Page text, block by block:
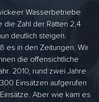
Wasserbetriebe
die Zahl der Ratten 2,4
deutlich steigen.
es in den Zeitungen. Wir
die offensichtliche
2010, rund zwei Jahre
Einsätzen aufgerufen
Aber wie kam es